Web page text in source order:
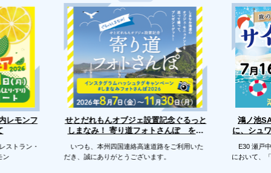
レモンフ
ストラン・
ン
せとだれもんオブジェ設置記念ぐるっと
しまなみ！ 寄り道フォトさんぽ を開
いつも、本州四国連絡高速道路をご利用いた
だき、誠にありがとうございます。
鴻ノ池
に、シュ
E30 瀬戸中
において、